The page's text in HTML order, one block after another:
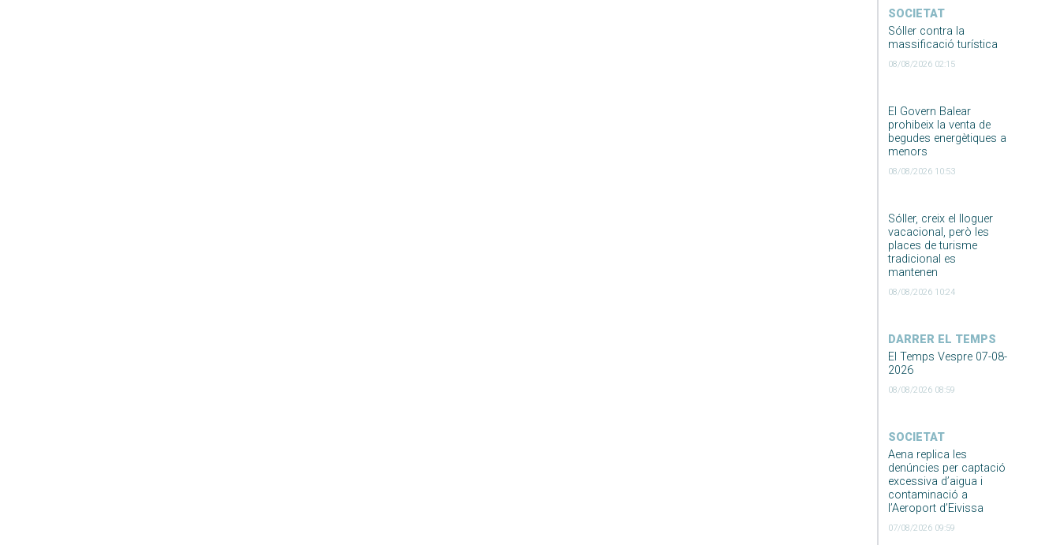
SOCIETAT
Sóller contra la
massificació turística
08/08/2026 02:15
El Govern Balear
prohibeix la venta de
begudes energètiques a
menors
08/08/2026 10:53
Sóller, creix el lloguer
vacacional, però les
places de turisme
tradicional es
mantenen
08/08/2026 10:24
DARRER EL TEMPS
El Temps Vespre 07-08-
2026
08/08/2026 08:59
SOCIETAT
Aena replica les
denúncies per captació
excessiva d’aigua i
contaminació a
l’Aeroport d’Eivissa
07/08/2026 09:59